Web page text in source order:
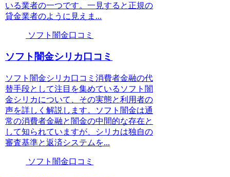
いる業者の一つです。一見すると正規の
貸金業者のように見えま...
ソフト闇金口コミ
ソフト闇金シリカ口コミ
ソフト闇金シリカ口コミ消費者金融の代
替手段として注目を集めているソフト闇
金シリカについて、その実態と利用者の
声を詳しく解説します。ソフト闇金は通
常の消費者金融と闇金の中間的な存在と
して知られていますが、シリカは独自の
審査基準と返済システムを...
ソフト闇金口コミ